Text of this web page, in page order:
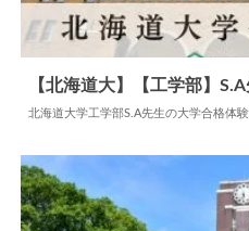
【北海道大】【工学部】
北海道大学工学部S.A先生の大学合格体